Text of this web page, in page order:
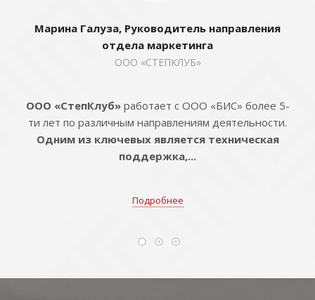
Марина Галуза, Руководитель направления
отдела маркетинга
ООО «СТЕПКЛУБ»
ООО «СтепКлуб»работает с ООО «БИС» более 5-
ти лет по различным направлениям деятельности.
Одним из ключевых является техническая
поддержка,...
Подробнее